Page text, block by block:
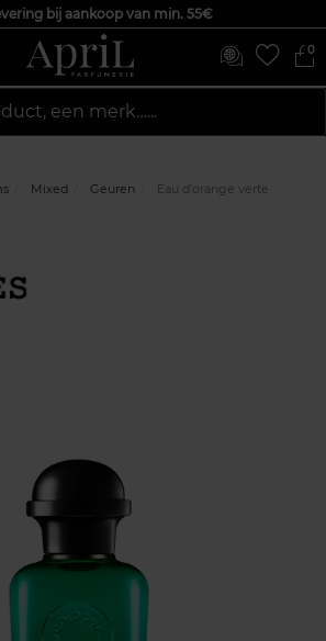
bij aankoop van min. 55€
0
een merk…...
Mixed Geuren Eau d'orange verte